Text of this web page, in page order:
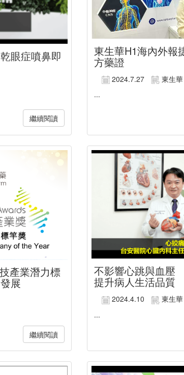
眼症噴鼻即
繼續閱讀
東生華H1海內外報
方藥證
2024.7.27
東生華
...
產業潛力標
展
繼續閱讀
不影響心跳與血壓
提升病人生活品質
2024.4.10
東生華
...